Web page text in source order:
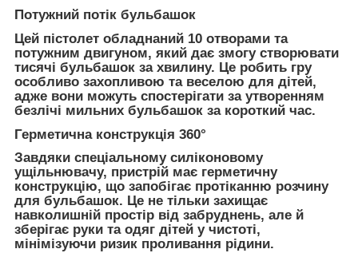
Потужний потік бульбашок
Цей пістолет обладнаний 10 отворами та
потужним двигуном, який дає змогу створювати
тисячі бульбашок за хвилину. Це робить гру
особливо захопливою та веселою для дітей,
адже вони можуть спостерігати за утворенням
безлічі мильних бульбашок за короткий час.
Герметична конструкція 360°
Завдяки спеціальному силіконовому
ущільнювачу, пристрій має герметичну
конструкцію, що запобігає протіканню розчину
для бульбашок. Це не тільки захищає
навколишній простір від забруднень, але й
зберігає руки та одяг дітей у чистоті,
мінімізуючи ризик проливання рідини.